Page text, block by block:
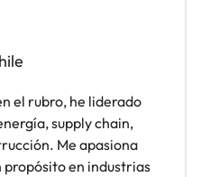
el rubro, he liderado
supply chain,
Me apasiona
en industrias